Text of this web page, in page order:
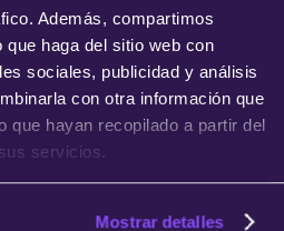
Además, compartimos
haga del sitio web con
sociales, publicidad y análisis
con otra información que
que hayan recopilado a partir del
servicios.
Mostrar detalles